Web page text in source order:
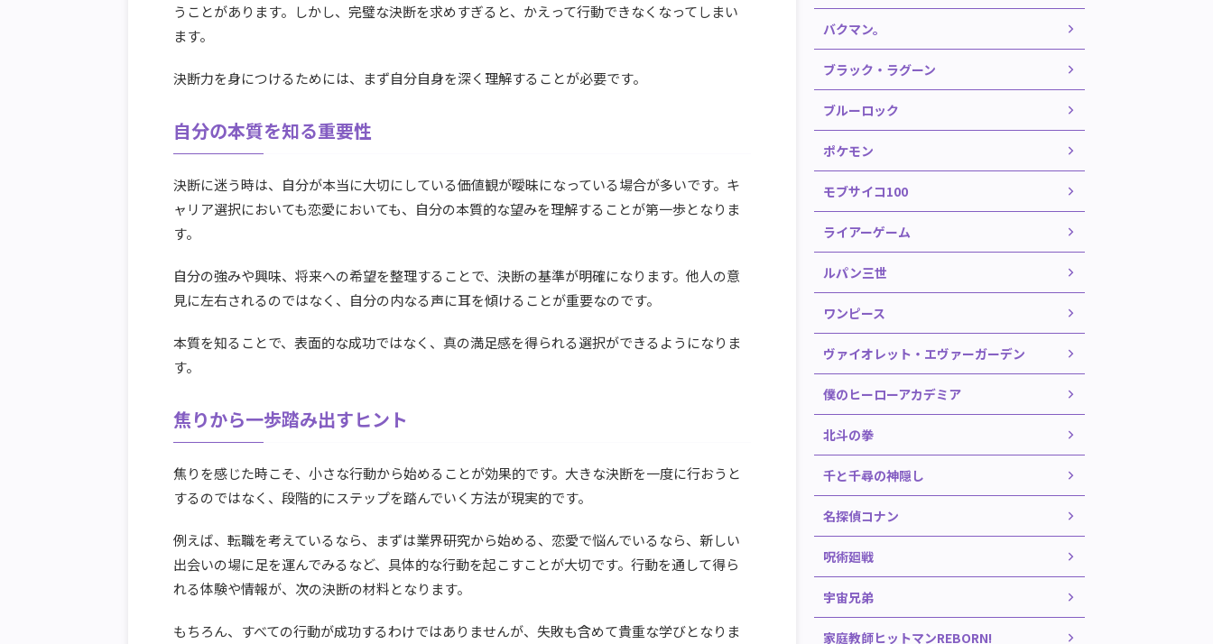
うことがあります。しかし、完璧な決断を求めすぎると、かえって行動できなくなってしまい
ます。
決断力を身につけるためには、まず自分自身を深く理解することが必要です。
自分の本質を知る重要性
決断に迷う時は、自分が本当に大切にしている価値観が曖昧になっている場合が多いです。キ
ャリア選択においても恋愛においても、自分の本質的な望みを理解することが第一歩となりま
す。
自分の強みや興味、将来への希望を整理することで、決断の基準が明確になります。他人の意
見に左右されるのではなく、自分の内なる声に耳を傾けることが重要なのです。
本質を知ることで、表面的な成功ではなく、真の満足感を得られる選択ができるようになりま
す。
焦りから一歩踏み出すヒント
焦りを感じた時こそ、小さな行動から始めることが効果的です。大きな決断を一度に行おうと
するのではなく、段階的にステップを踏んでいく方法が現実的です。
例えば、転職を考えているなら、まずは業界研究から始める、恋愛で悩んでいるなら、新しい
出会いの場に足を運んでみるなど、具体的な行動を起こすことが大切です。行動を通して得ら
れる体験や情報が、次の決断の材料となります。
もちろん、すべての行動が成功するわけではありませんが、失敗も含めて貴重な学びとなりま
バクマン。
ブラック・ラグーン
ブルーロック
ポケモン
モブサイコ100
ライアーゲーム
ルパン三世
ワンピース
ヴァイオレット・エヴァーガーデン
僕のヒーローアカデミア
北斗の拳
千と千尋の神隠し
名探偵コナン
呪術廻戦
宇宙兄弟
家庭教師ヒットマンREBORN!